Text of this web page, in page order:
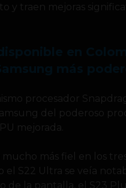
y traen mejoras
procesador
del poderoso
mejorada.
mucho más fiel en los
el S22 Ultra se veía
de la pantalla, el S23